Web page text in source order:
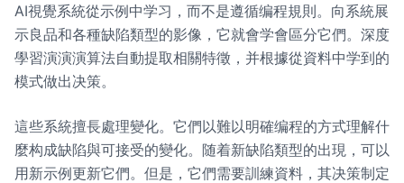
AI視覺系統從示例中学习，而不是遵循编程規則。向系統展
示良品和各種缺陷類型的影像，它就會学會區分它們。深度
學習演演演算法自動提取相關特徵，并根據從資料中学到的
模式做出决策。
這些系統擅長處理變化。它們以難以明確编程的方式理解什
麼构成缺陷與可接受的變化。随着新缺陷類型的出現，可以
用新示例更新它們。但是，它們需要訓練資料，其决策制定